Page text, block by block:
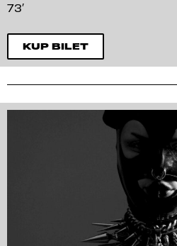
73′
KUP BILET